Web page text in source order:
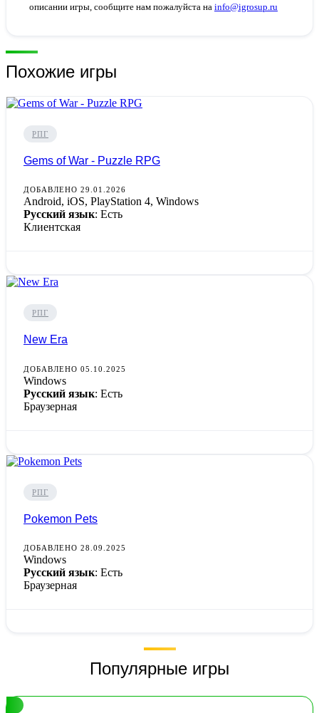
описании игры, сообщите нам пожалуйста на info@igrosup.ru
Похожие игры
РПГ
Gems of War - Puzzle RPG
ДОБАВЛЕНО 29.01.2026
Android, iOS, PlayStation 4, Windows
Русский язык: Есть
Клиентская
РПГ
New Era
ДОБАВЛЕНО 05.10.2025
Windows
Русский язык: Есть
Браузерная
РПГ
Pokemon Pets
ДОБАВЛЕНО 28.09.2025
Windows
Русский язык: Есть
Браузерная
Популярные игры